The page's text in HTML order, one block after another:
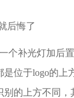
个补光灯加后
位于logo的上
的上方不同，